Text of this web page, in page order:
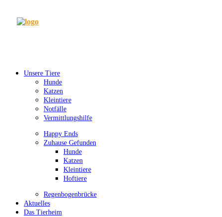
Unsere Tiere
Hunde
Katzen
Kleintiere
Notfälle
Vermittlungshilfe
Happy Ends
Zuhause Gefunden
Hunde
Katzen
Kleintiere
Hoftiere
Regenbogenbrücke
Aktuelles
Das Tierheim